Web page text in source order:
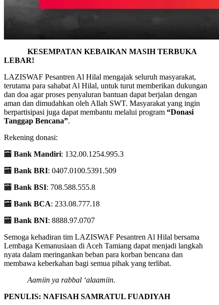
KESEMPATAN KEBAIKAN MASIH TERBUKA
LEBAR!
LAZISWAF Pesantren Al Hilal mengajak seluruh masyarakat,
terutama para sahabat Al Hilal, untuk turut memberikan dukungan
dan doa agar proses penyaluran bantuan dapat berjalan dengan
aman dan dimudahkan oleh Allah SWT. Masyarakat yang ingin
berpartisipasi juga dapat membantu melalui program “Donasi
Tanggap Bencana”.
Rekening donasi:
🏧 Bank Mandiri: 132.00.1254.995.3
🏧 Bank BRI: 0407.0100.5391.509
🏧 Bank BSI: 708.588.555.8
🏧 Bank BCA: 233.08.777.18
🏧 Bank BNI: 8888.97.0707
Semoga kehadiran tim LAZISWAF Pesantren Al Hilal bersama
Lembaga Kemanusiaan di Aceh Tamiang dapat menjadi langkah
nyata dalam meringankan beban para korban bencana dan
membawa keberkahan bagi semua pihak yang terlibat.
Aamiin ya rabbal ‘alaamiin.
PENULIS: NAFISAH SAMRATUL FUADIYAH